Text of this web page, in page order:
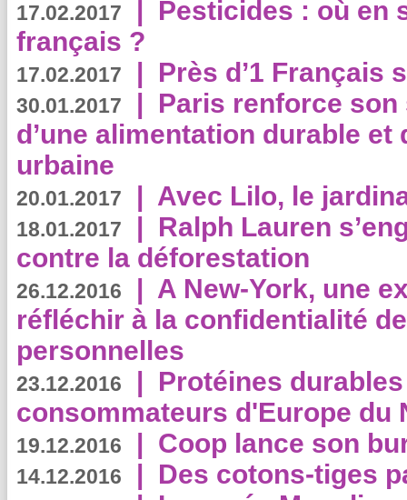
17.02.2017 | Pesticides : où en
français ?
17.02.2017 | Près d’1 Français
30.01.2017 | Paris renforce
d’une alimentation durable et
urbaine
20.01.2017 | Avec Lilo, le
18.01.2017 | Ralph Lauren
contre la déforestation
26.12.2016 | A New-York, une
réfléchir à la confidentialité
personnelles
23.12.2016 | Protéines
consommateurs d'Europe du
19.12.2016 | Coop lance son
14.12.2016 | Des cotons-tiges